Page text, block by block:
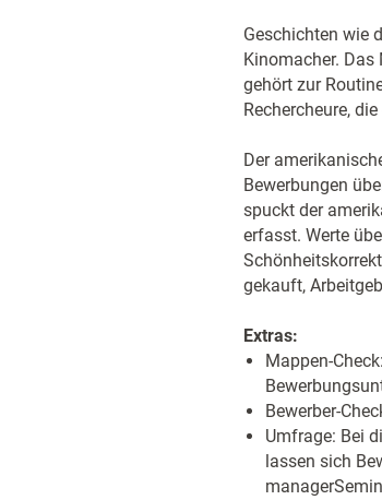
Geschichten wie
Kinomacher. Das
gehört zur
Rechercheure,
Der
Bewerbungen
spuckt der
erfasst. Werte
gekauft,
Extras:
Mappen-
Bewerber-
Umfrage: Bei
lassen sich